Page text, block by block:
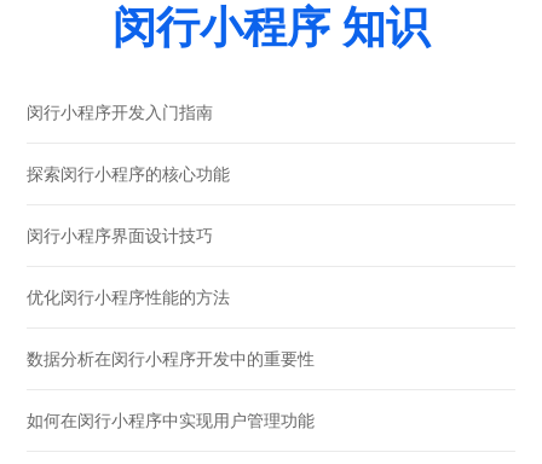
闵行小程序 知识
闵行小程序开发入门指南
探索闵行小程序的核心功能
闵行小程序界面设计技巧
优化闵行小程序性能的方法
数据分析在闵行小程序开发中的重要性
如何在闵行小程序中实现用户管理功能